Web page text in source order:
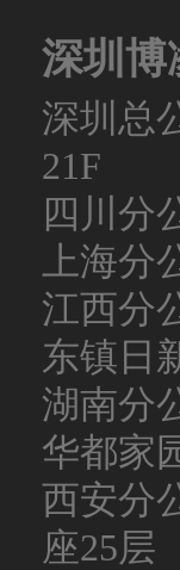
深圳博
深圳总
21F
四川分
上海分
江西分
东镇日
湖南分
华都家
西安分
座25层